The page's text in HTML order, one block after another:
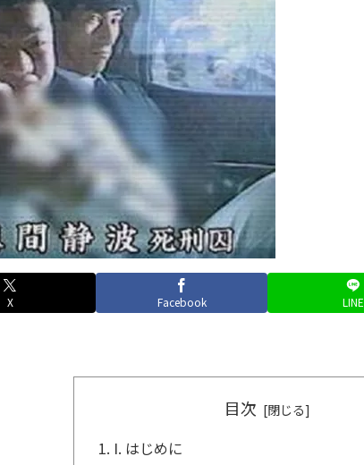
X Facebook LINE
目次
I. はじめに